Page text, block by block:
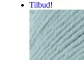
Tilbud!